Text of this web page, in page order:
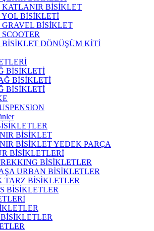
BİSİKLET
BİSİKLETİ
BİSİKLET
DÖNÜŞÜM KİTİ
BİSİKLETİ
BİSİKLETİ
BİSİKLETİ
BİSİKLET
BİSİKLET YEDEK PARÇA
BİSİKLETLERİ
BİSİKLETLER
URBAN BİSİKLETLER
TARZ BİSİKLETLER
BİSİKLETLER